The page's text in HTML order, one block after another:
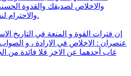
والإخلاص لصديقك والقدوة
والاحترام لنفسك والمحبة لجميع الناس.
إن فترات القوة و المنعة في التاريخ
عنصران : الاخلاص في الارادة ، و
غاب أحدهما عن الاخر فلا فائدة من